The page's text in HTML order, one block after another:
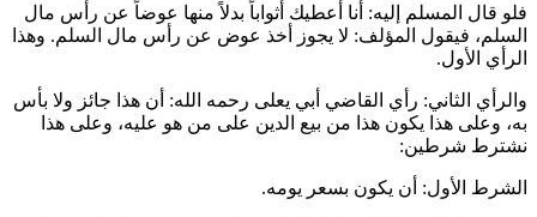
فلو قال المسلم إليه: أنا أعطيك أثواباً بدلاً منها عوضاً عن رأس مال
السلم، فيقول المؤلف: لا يجوز أخذ عوض عن رأس مال السلم. وهذا
الرأي الأول.
والرأي الثاني: رأي القاضي أبي يعلى رحمه الله: أن هذا جائز ولا بأس
به، وعلى هذا يكون هذا من بيع الدين على من هو عليه، وعلى هذا
نشترط شرطين:
الشرط الأول: أن يكون بسعر يومه.